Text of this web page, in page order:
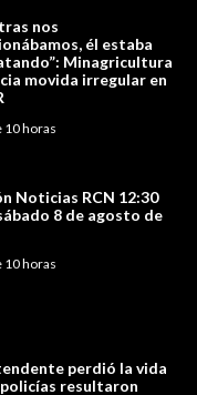
nos
él estaba
Minagricultura
movida irregular en
10 horas
Noticias RCN 12:30
8 de agosto de
10 horas
perdió la vida
resultaron